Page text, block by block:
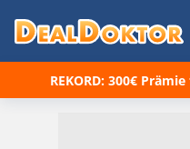
REKORD: 300€